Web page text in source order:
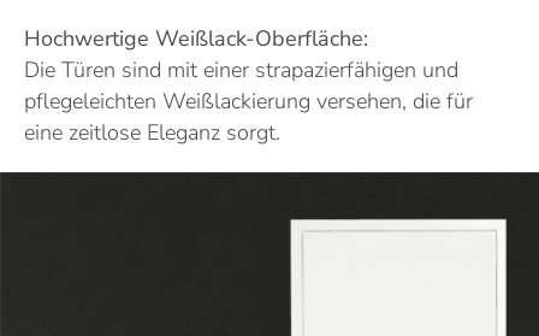
Hochwertige Weißlack-Oberfläche:
Die Türen sind mit einer strapazierfähigen und
pflegeleichten Weißlackierung versehen, die für
eine zeitlose Eleganz sorgt.